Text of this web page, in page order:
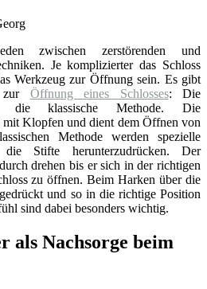
zwischen zerstörenden und
Je komplizierter das Schloss
Werkzeug zur Öffnung sein. Es gibt
zur Öffnung eines Schlosses: Die
die klassische Methode. Die
mit Klopfen und dient dem Öffnen von
Methode werden spezielle
Stifte herunterzudrücken. Der
drehen bis er sich in der richtigen
zu öffnen. Beim Harken über die
und so in die richtige Position
sind dabei besonders wichtig.
als Nachsorge beim